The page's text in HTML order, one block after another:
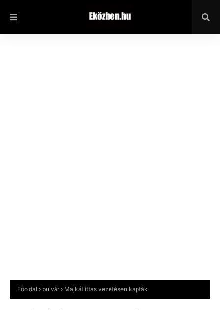
Főoldal bulvár Majkát ittas vezetésen kapták